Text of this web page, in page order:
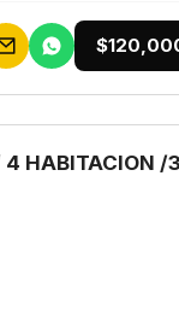
HABITACION /